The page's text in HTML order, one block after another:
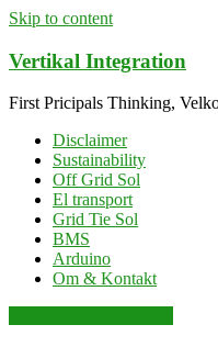
Skip to content
Vertikal Integration
First Pricipals Thinking,
Disclaimer
Sustainability
Off Grid Sol
El transport
Grid Tie Sol
BMS
Arduino
Om & Kontakt